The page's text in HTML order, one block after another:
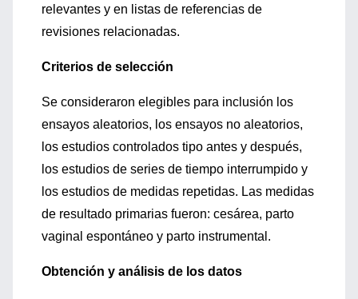
relevantes y en listas de referencias de
revisiones relacionadas.
Criterios de selección
Se consideraron elegibles para inclusión los
ensayos aleatorios, los ensayos no aleatorios,
los estudios controlados tipo antes y después,
los estudios de series de tiempo interrumpido y
los estudios de medidas repetidas. Las medidas
de resultado primarias fueron: cesárea, parto
vaginal espontáneo y parto instrumental.
Obtención y análisis de los datos